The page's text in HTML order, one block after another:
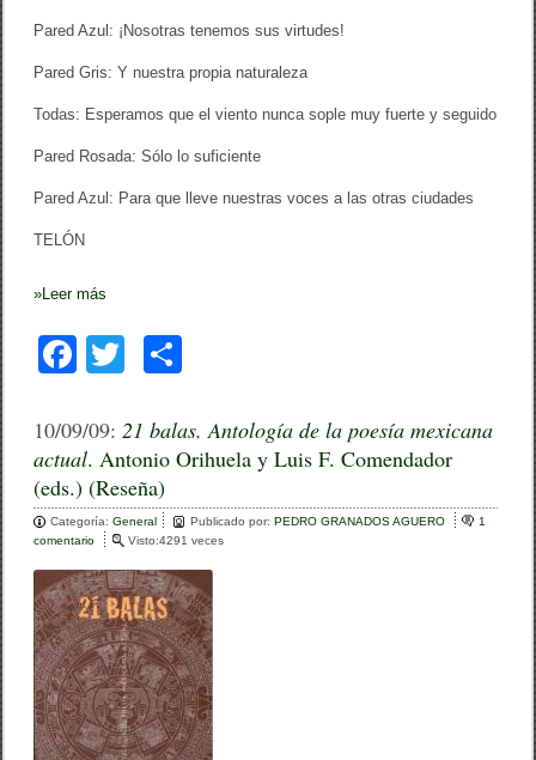
Pared Azul: ¡Nosotras tenemos sus virtudes!
Pared Gris: Y nuestra propia naturaleza
Todas: Esperamos que el viento nunca sople muy fuerte y seguido
Pared Rosada: Sólo lo suficiente
Pared Azul: Para que lleve nuestras voces a las otras ciudades
TELÓN
»Leer más
F
c
e
b
o
o
k
tt
er
m
p
ar
tir
10/09/09:21 balas. Antología de la poesía mexicana
actual. Antonio Orihuela y Luis F. Comendador
(eds.) (Reseña)
Categoría:General Publicado por:PEDRO GRANADOS AGUERO
1
comentario
2
1
b
a
l
a
s
.
A
n
Visto:4291 veces